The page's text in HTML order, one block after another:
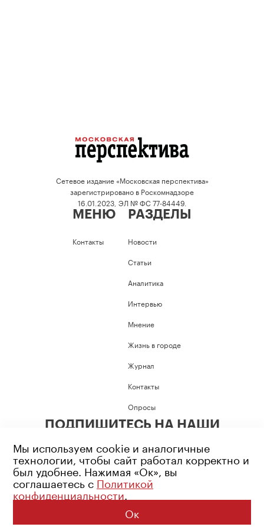
Сетевое издание «Московская перспектива»
зарегистрировано в Роскомнадзоре
16.01.2023, ЭЛ № ФС 77-84449.
МЕНЮ
Контакты
РАЗДЕЛЫ
Новости
Статьи
Аналитика
Интервью
Мнение
Жизнь в городе
Журнал
Контакты
Опросы
ПОДПИШИТЕСЬ НА НАШИ
Возрастное ограничение: 16+
Политика конфиденциальности
© 2026 Все права защищены
Мы используем cookie и аналогичные
технологии, чтобы сайт работал корректно и
был удобнее. Нажимая «Ок», вы
соглашаетесь с Политикой
конфиденциальности.
Ок